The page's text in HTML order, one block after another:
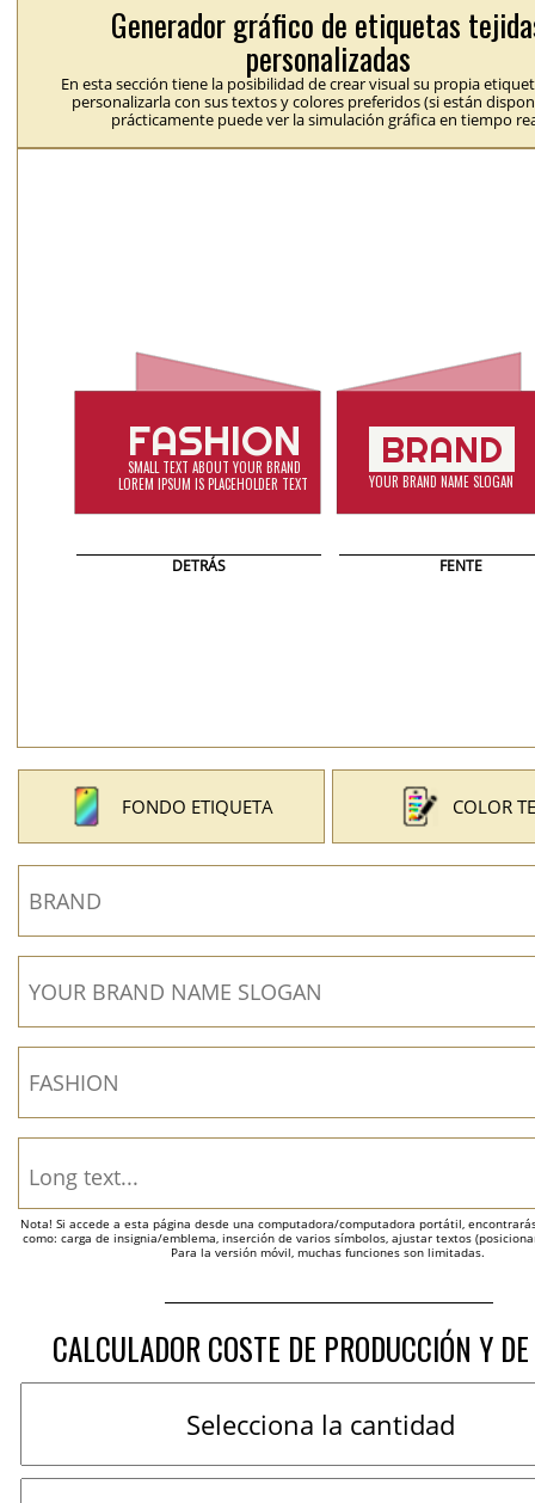
Generador gráfico de etiquetas
personalizadas
En esta sección tiene la posibilidad de crear visual su propia
personalizarla con sus textos y colores preferidos (si están
prácticamente puede ver la simulación gráfica en tiempo
FENTE
DETRÁS
FONDO ETIQUETA COLOR
Nota! Si accede a esta página desde una computadora/computadora portátil,
como: carga de insignia/emblema, inserción de varios símbolos, ajustar textos
Para la versión móvil, muchas funciones son limitadas.
CALCULADOR COSTE DE PRODUCCIÓN Y